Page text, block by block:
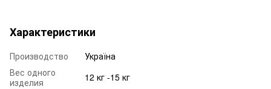
Характеристики
Производство
Україна
Вес одного
изделия
12 кг -15 кг